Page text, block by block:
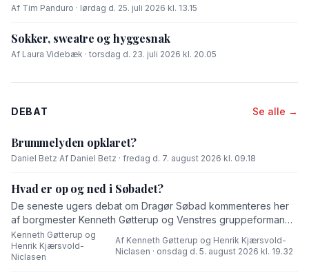
Af Tim Panduro · lørdag d. 25. juli 2026 kl. 13.15
Sokker, sweatre og hyggesnak
Af Laura Videbæk · torsdag d. 23. juli 2026 kl. 20.05
DEBAT Se alle →
Brummelyden opklaret?
Daniel Betz·Af Daniel Betz · fredag d. 7. august 2026 kl. 09.18
Hvad er op og ned i Søbadet?
De seneste ugers debat om Dragør Søbad kommenteres her
af borgmester Kenneth Gøtterup og Venstres gruppeformand
Henrik Kjærsvold-Niclasen.
Kenneth Gøtterup og
Henrik Kjærsvold-
Niclasen
·
Af Kenneth Gøtterup og Henrik Kjærsvold-
Niclasen · onsdag d. 5. august 2026 kl. 19.32